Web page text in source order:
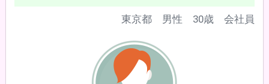
東京都 男性 30歳 会社員